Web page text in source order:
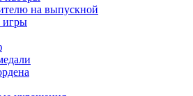
на выпускной
игры